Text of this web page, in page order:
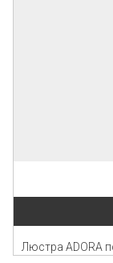
Люстра ADORA